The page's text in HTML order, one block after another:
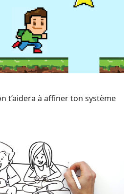
t’aidera à affiner ton système